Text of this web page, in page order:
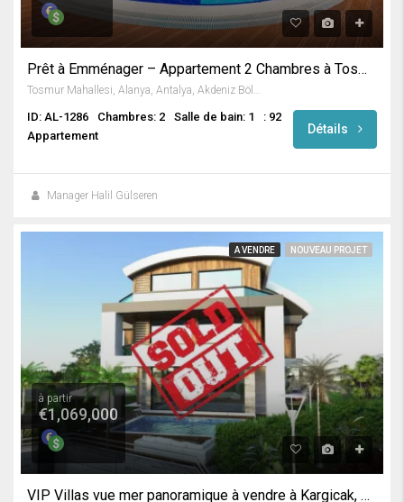
Prêt à Emménager – Appartement 2 Chambres à Tosmur / Alanya
ID: AL-1286 Chambres: 2 Salle de bain: 1
: 92
Appartement
Détails
Manager Halil Gülseren
A VENDRE NOUVEAU PROJET
à partir
€1,069,000
VIP Villas vue mer panoramique à vendre à Kargicak, Alanya